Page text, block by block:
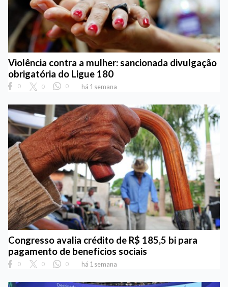
Violência contra a mulher: sancionada divulgação
obrigatória do Ligue 180
0 0 0 há 1 semana
Congresso avalia crédito de R$ 185,5 bi para
pagamento de benefícios sociais
0 0 0 há 1 semana